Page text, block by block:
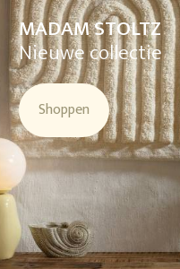
MADAM STOLTZ
Nieuwe collectie
Shoppen